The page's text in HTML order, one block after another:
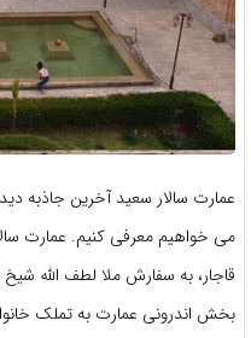
عمارت سالار سعید آخرین جاذبه
می خواهیم معرفی کنیم. عمارت
قاجار، به سفارش ملا لطف الله
بخش اندرونی عمارت به تملک